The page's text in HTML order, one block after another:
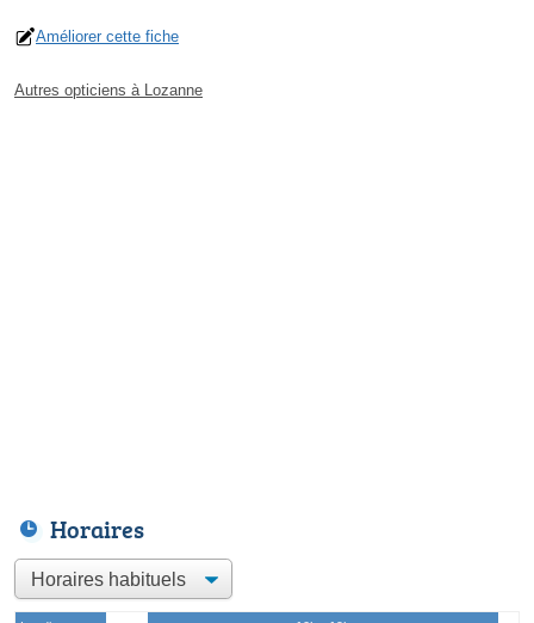
Améliorer cette fiche
Autres opticiens à Lozanne
Horaires